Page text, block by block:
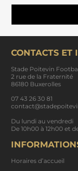
CONTACTS ET
Stade Poitevin
2 rue de la Fraternité
86180 Buxerolles
07 43 26 30 81
Du lundi au vendredi
De 10h00 à 12h00 et
Horaires d’accueil